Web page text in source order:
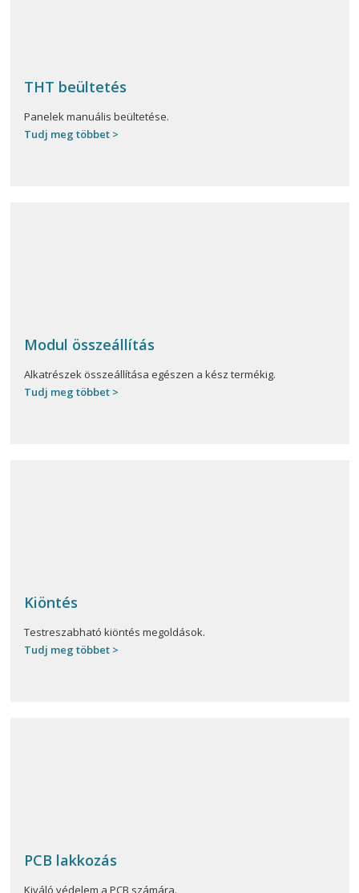
THT beültetés
Panelek manuális beültetése.
Tudj meg többet >
Modul összeállítás
Alkatrészek összeállítása egészen a kész termékig.
Tudj meg többet >
Kiöntés
Testreszabható kiöntés megoldások.
Tudj meg többet >
PCB lakkozás
Kiváló védelem a PCB számára.